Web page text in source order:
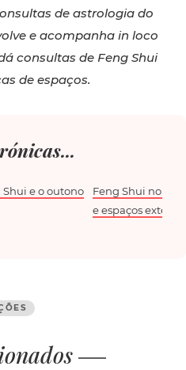
de astrologia do
e acompanha in loco
consultas de Feng Shui
de espaços.
Shui e o outono
Feng Shui no
e espaços